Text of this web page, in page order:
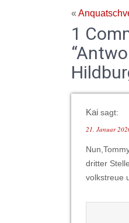
«
1
Kai sagt:
21. Januar
dritter
volkstreue